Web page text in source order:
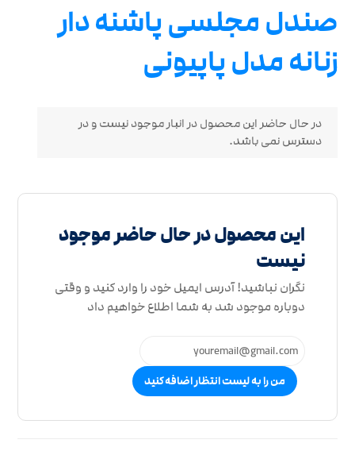
صندل مجلسی پاشنه دار
زنانه مدل پاپیونی
در حال حاضر این محصول در انبار موجود نیست و در
دسترس نمی باشد.
این محصول در حال حاضر موجود
نیست
نگران نباشید! آدرس ایمیل خود را وارد کنید و وقتی
دوباره موجود شد به شما اطلاع خواهیم داد
من را به لیست انتظار اضافه کنید